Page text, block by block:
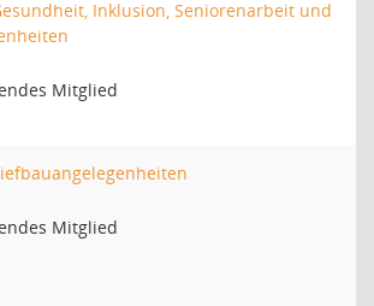
Inklusion, Seniorenarbeit und
Mitglied
Mitglied